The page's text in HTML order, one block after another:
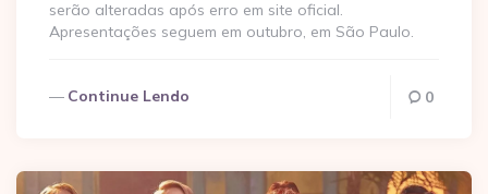
serão alteradas após erro em site oficial.
Apresentações seguem em outubro, em São Paulo.
Continue Lendo 0